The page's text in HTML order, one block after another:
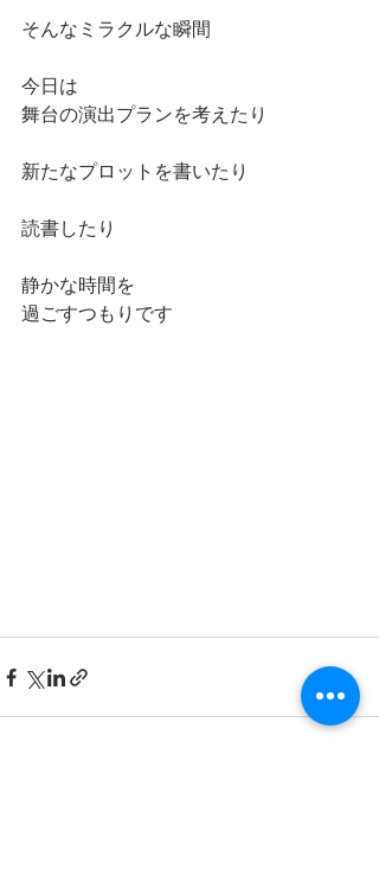
そんなミラクルな瞬間
今日は
舞台の演出プランを考えたり
新たなプロットを書いたり
読書したり
静かな時間を
過ごすつもりです